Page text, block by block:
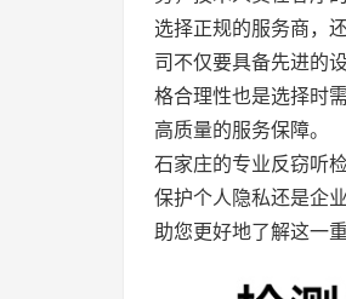
选择正规的服务商，
司不仅要具备先进的
格合理性也是选择时
高质量的服务保障。
石家庄的专业反窃听
保护个人隐私还是企
助您更好地了解这一